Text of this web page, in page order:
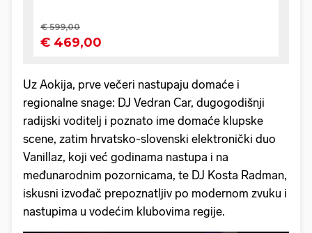
Uz Aokija, prve večeri nastupaju domaće i
regionalne snage: DJ Vedran Car, dugogodišnji
radijski voditelj i poznato ime domaće klupske
scene, zatim hrvatsko-slovenski elektronički duo
Vanillaz, koji već godinama nastupa i na
međunarodnim pozornicama, te DJ Kosta Radman,
iskusni izvođač prepoznatljiv po modernom zvuku i
nastupima u vodećim klubovima regije.